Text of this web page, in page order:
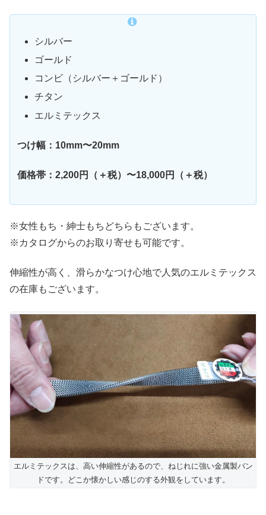
シルバー
ゴールド
コンビ（シルバー＋ゴールド）
チタン
エルミテックス
つけ幅：10mm〜20mm
価格帯：2,200円（＋税）〜18,000円（＋税）
※女性もち・紳士もちどちらもございます。
※カタログからのお取り寄せも可能です。
伸縮性が高く、滑らかなつけ心地で人気のエルミテックス
の在庫もございます。
エルミテックスは、高い伸縮性があるので、ねじれに強い金属製バン
ドです。どこか懐かしい感じのする外観をしています。